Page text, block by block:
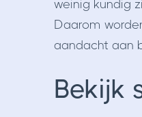
weinig kundig
Daarom
aandacht aan
Bekijk